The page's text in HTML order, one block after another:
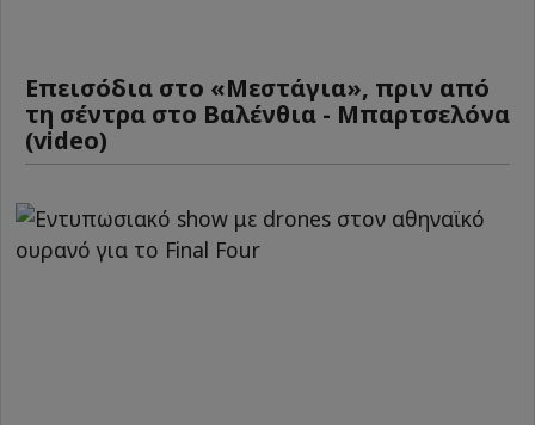
Επεισόδια στο «Μεστάγια», πριν από
τη σέντρα στο Βαλένθια - Μπαρτσελόνα
(video)